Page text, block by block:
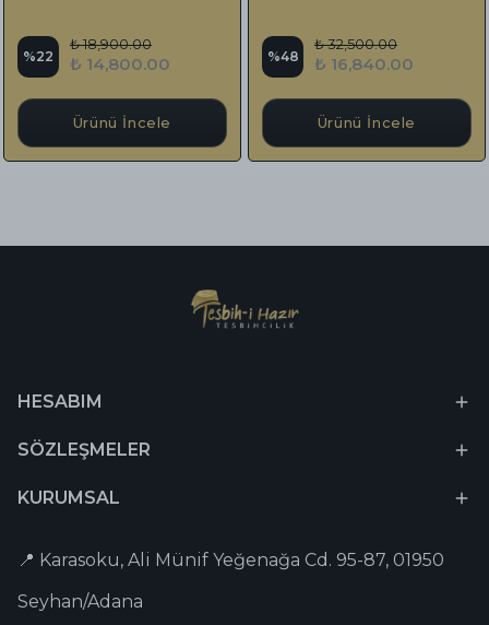
%22
₺ 18,900.00
₺ 14,800.00
Ürünü İncele
%48
₺ 32,500.00
₺ 16,840.00
Ürünü İncele
HESABIM
SÖZLEŞMELER
KURUMSAL
📍 Karasoku, Ali Münif Yeğenağa Cd. 95-87, 01950
Seyhan/Adana